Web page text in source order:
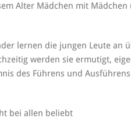
Alter Mädchen mit Mädchen
lernen die jungen Leute an
werden sie ermutigt,
des Führens und
bei allen beliebt